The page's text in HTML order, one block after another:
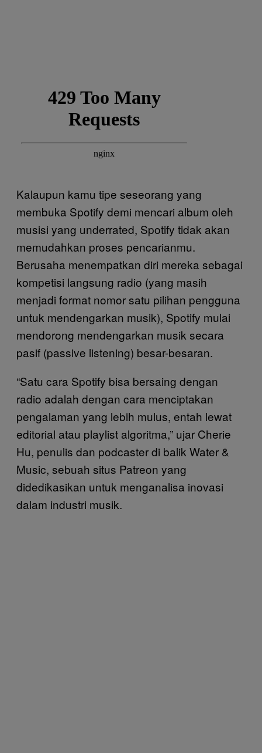
Kalaupun kamu tipe seseorang yang
membuka Spotify demi mencari album oleh
musisi yang underrated, Spotify tidak akan
memudahkan proses pencarianmu.
Berusaha menempatkan diri mereka sebagai
kompetisi langsung radio (yang masih
menjadi format nomor satu pilihan pengguna
untuk mendengarkan musik), Spotify mulai
mendorong mendengarkan musik secara
pasif (passive listening) besar-besaran.
“Satu cara Spotify bisa bersaing dengan
radio adalah dengan cara menciptakan
pengalaman yang lebih mulus, entah lewat
editorial atau playlist algoritma,” ujar Cherie
Hu, penulis dan podcaster di balik Water &
Music, sebuah situs Patreon yang
didedikasikan untuk menganalisa inovasi
dalam industri musik.